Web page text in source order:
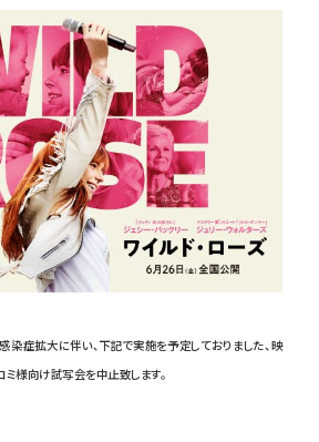
染症拡大に伴い、下記で実施を予定しておりました、映
ミ様向け試写会を中止致します。